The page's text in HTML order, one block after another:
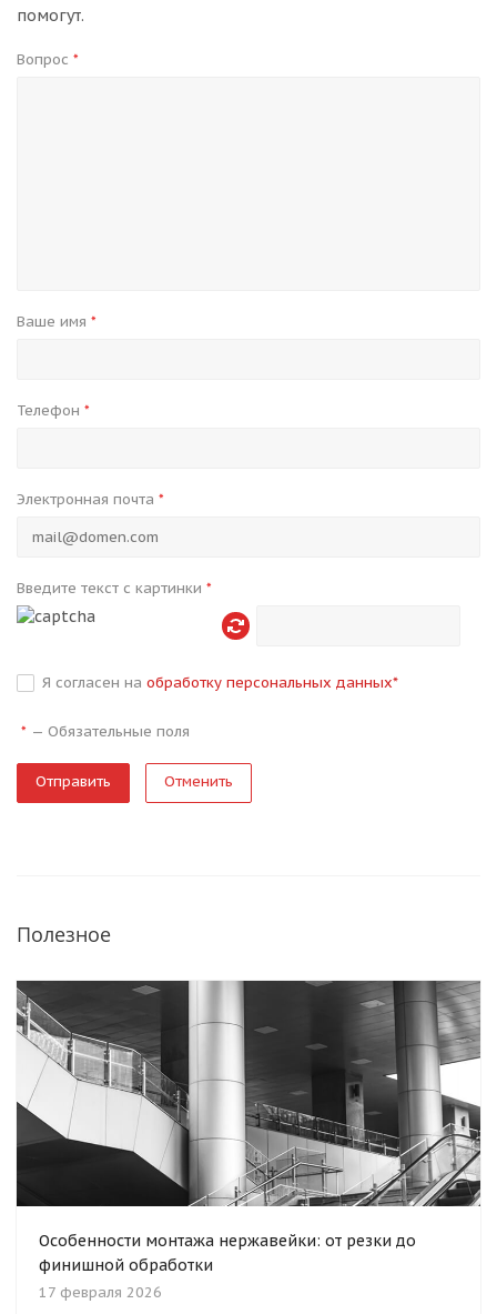
помогут.
Вопрос *
Ваше имя *
Телефон *
Электронная почта *
Введите текст с картинки *
Я согласен на обработку персональных данных*
* — Обязательные поля
Отменить
Полезное
Особенности монтажа нержавейки: от резки до
финишной обработки
17 февраля 2026